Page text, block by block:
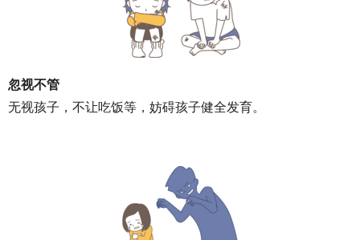
忽视不管
无视孩子，不让吃饭等，妨碍孩子健全发育。